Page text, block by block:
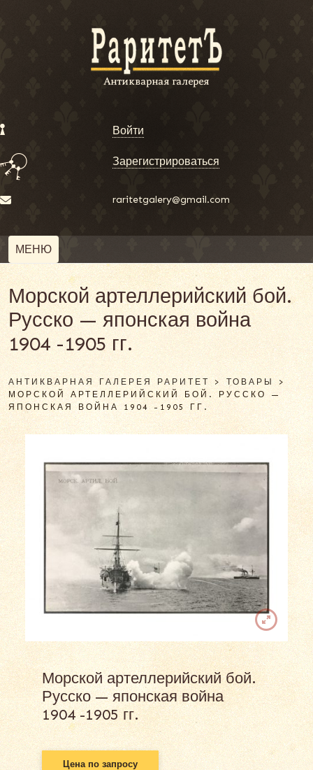
Войти
Зарегистрироваться
raritetgalery@gmail.com
МЕНЮ
Морской артеллерийский бой.
Русско — японская война
1904 -1905 гг.
АНТИКВАРНАЯ ГАЛЕРЕЯ РАРИТЕТ >ТОВАРЫ >
МОРСКОЙ АРТЕЛЛЕРИЙСКИЙ БОЙ. РУССКО —
ЯПОНСКАЯ ВОЙНА 1904 -1905 ГГ.
Морской артеллерийский бой.
Русско — японская война
1904 -1905 гг.
Цена по запросу